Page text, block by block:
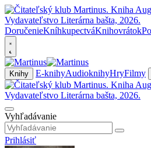
DoručenieKníhkupectváKnihovrátok
Knihy E-knihyAudioknihyHryFilmy
Vyhľadávanie
Prihlásiť